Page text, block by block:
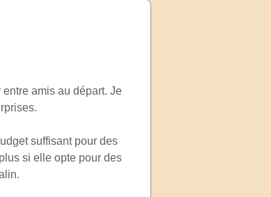
amis au départ. Je
suffisant pour des
si elle opte pour des